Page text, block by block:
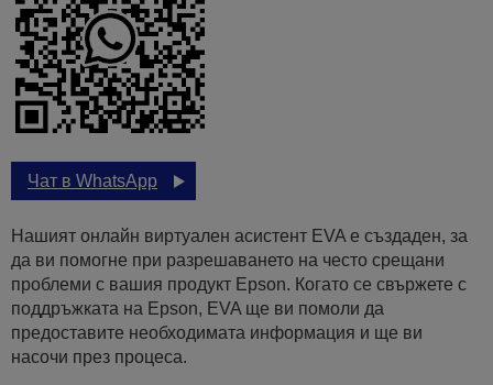
Чат в WhatsApp
Нашият онлайн виртуален асистент EVA е създаден, за
да ви помогне при разрешаването на често срещани
проблеми с вашия продукт Epson. Когато се свържете с
поддръжката на Epson, EVA ще ви помоли да
предоставите необходимата информация и ще ви
насочи през процеса.